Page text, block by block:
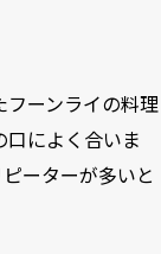
ーンライの料理
によく合いま
ーターが多いと